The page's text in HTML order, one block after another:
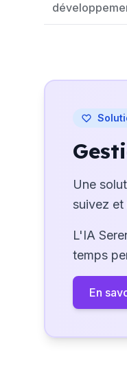
Une
suivez et
L'IA
temps
En